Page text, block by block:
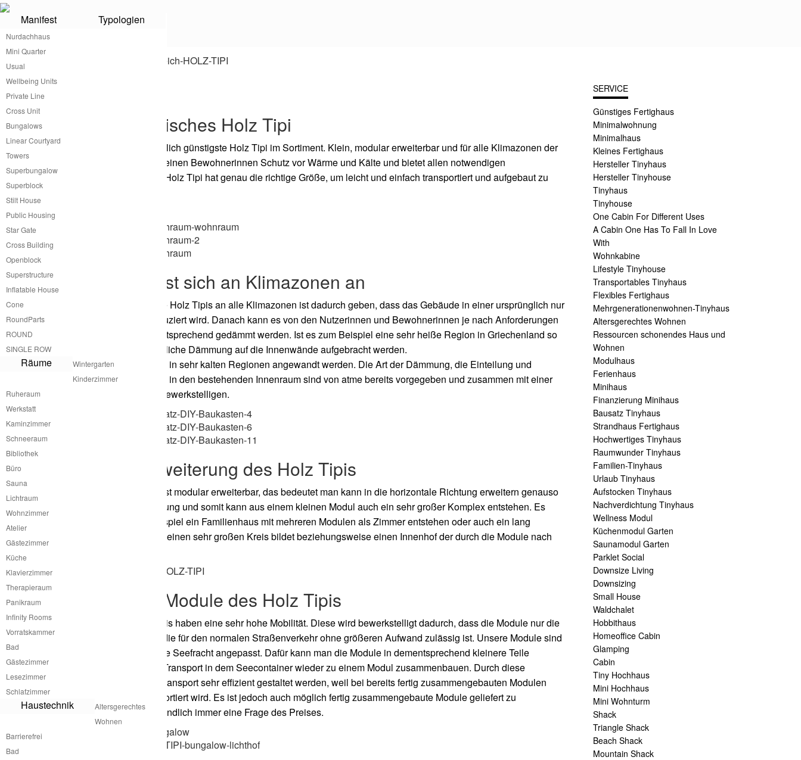
Manifest Typologien
Nurdachhaus
Mini Quarter
Usual
Wellbeing Units
Private Line
Cross Unit
Bungalows
Linear Courtyard
Towers
Superbungalow
Superblock
Stilt House
Public Housing
Star Gate
Cross Building
Openblock
Superstructure
Inflatable House
Cone
RoundParts
ROUND
SINGLE ROW
Räume
Wintergarten
Kinderzimmer
Ruheraum
Werkstatt
Kaminzimmer
Schneeraum
Bibliothek
Büro
Sauna
Lichtraum
Wohnzimmer
Atelier
Gästezimmer
Küche
Klavierzimmer
Therapieraum
Panikraum
Infinity Rooms
Vorratskammer
Bad
Gästezimmer
Lesezimmer
Schlafzimmer
Haustechnik
Altersgerechtes
Wohnen
Barrierefrei
Bad
Holz Tipi
Kleines praktisches Holz Tipi
atme hat das wahrscheinlich günstigste Holz Tipi im Sortiment. Klein, modular erweiterbar und für alle Klimazonen der
Welt anpassbar gibt es seinen Bewohnerinnen Schutz vor Wärme und Kälte und bietet allen notwendigen
Wohnkomfort. Das atme Holz Tipi hat genau die richtige Größe, um leicht und einfach transportiert und aufgebaut zu
Holz Tipi passt sich an Klimazonen an
Die Anpassung des atme Holz Tipis an alle Klimazonen ist dadurch geben, dass das Gebäude in einer ursprünglich nur
konstruktiven Hülle produziert wird. Danach kann es von den Nutzerinnen und Bewohnerinnen je nach Anforderungen
an die Klimazone dementsprechend gedämmt werden. Ist es zum Beispiel eine sehr heiße Region in Griechenland so
kann nachträglich zusätzliche Dämmung auf die Innenwände aufgebracht werden.
Das gleiche Prinzip kann in sehr kalten Regionen angewandt werden. Die Art der Dämmung, die Einteilung und
gestalterische Integration in den bestehenden Innenraum sind von atme bereits vorgegeben und zusammen mit einer
Handwerkerin leicht zu bewerkstelligen.
Modulare Erweiterung des Holz Tipis
Das Holz Tipi von atme ist modular erweiterbar, das bedeutet man kann in die horizontale Richtung erweitern genauso
wie in die vertikale Richtung und somit kann aus einem kleinen Modul auch ein sehr großer Komplex entstehen. Es
kann aber auch zum Beispiel ein Familienhaus mit mehreren Modulen als Zimmer entstehen oder auch ein lang
gezogener Schlauch der einen sehr großen Kreis bildet beziehungsweise einen Innenhof der durch die Module nach
Mobilität der Module des Holz Tipis
Die Module des Holz Tipis haben eine sehr hohe Mobilität. Diese wird bewerkstelligt dadurch, dass die Module nur die
maximale Größe haben die für den normalen Straßenverkehr ohne größeren Aufwand zulässig ist. Unsere Module sind
auch für die internationale Seefracht angepasst. Dafür kann man die Module in dementsprechend kleinere Teile
zerlegen und nach dem Transport in dem Seecontainer wieder zu einem Modul zusammenbauen. Durch diese
Zerlegbarkeit kann der Transport sehr effizient gestaltet werden, weil bei bereits fertig zusammengebauten Modulen
sehr viel Luftraum transportiert wird. Es ist jedoch auch möglich fertig zusammengebaute Module geliefert zu
bekommen. Das ist letztendlich immer eine Frage des Preises.
SERVICE
Günstiges Fertighaus
Minimalwohnung
Minimalhaus
Kleines Fertighaus
Hersteller Tinyhaus
Hersteller Tinyhouse
Tinyhaus
Tinyhouse
One Cabin For Different Uses
A Cabin One Has To Fall In Love
With
Wohnkabine
Lifestyle Tinyhouse
Transportables Tinyhaus
Flexibles Fertighaus
Mehrgenerationenwohnen-Tinyhaus
Altersgerechtes Wohnen
Ressourcen schonendes Haus und
Wohnen
Modulhaus
Ferienhaus
Minihaus
Finanzierung Minihaus
Bausatz Tinyhaus
Strandhaus Fertighaus
Hochwertiges Tinyhaus
Raumwunder Tinyhaus
Familien-Tinyhaus
Urlaub Tinyhaus
Aufstocken Tinyhaus
Nachverdichtung Tinyhaus
Wellness Modul
Küchenmodul Garten
Saunamodul Garten
Parklet Social
Downsize Living
Downsizing
Small House
Waldchalet
Hobbithaus
Homeoffice Cabin
Glamping
Cabin
Tiny Hochhaus
Mini Hochhaus
Mini Wohnturm
Shack
Triangle Shack
Beach Shack
Mountain Shack